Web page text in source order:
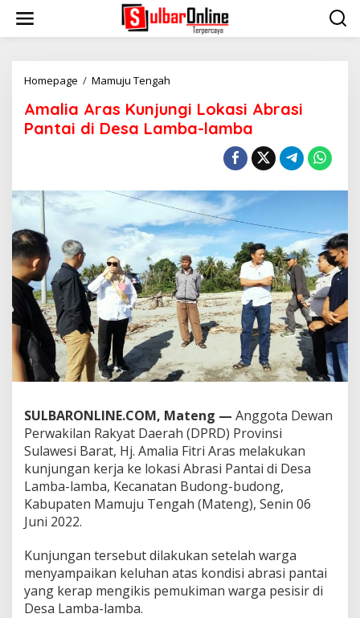
i
Homepage / Mamuju Tengah
a
l
i
a
s
K
u
n
j
u
n
g
i
L
k
a
i
A
b
r
a
s
i
P
t
a
i
Amalia Aras Kunjungi Lokasi Abrasi
Pantai di Desa Lamba-lamba
SULBARONLINE.COM, Mateng — Anggota Dewan
Perwakilan Rakyat Daerah (DPRD) Provinsi
Sulawesi Barat, Hj. Amalia Fitri Aras melakukan
kunjungan kerja ke lokasi Abrasi Pantai di Desa
Lamba-lamba, Kecanatan Budong-budong,
Kabupaten Mamuju Tengah (Mateng), Senin 06
Juni 2022.
Kunjungan tersebut dilakukan setelah warga
menyampaikan keluhan atas kondisi abrasi pantai
yang kerap mengikis pemukiman warga pesisir di
Desa Lamba-lamba.